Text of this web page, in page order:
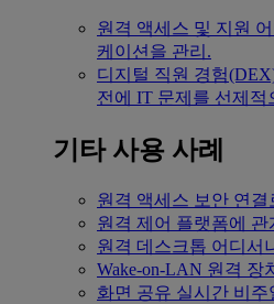
원격 액세스 및 지원
케이션을 관리.
디지털 직원 경험
전에 IT 문제를 선제적
기타 사용 사례
원격 액세스 보안 연결
원격 제어 플랫폼에 관
원격 데스크톱 어디서
Wake-on-LAN 원격 장
화면 공유 실시간 비주